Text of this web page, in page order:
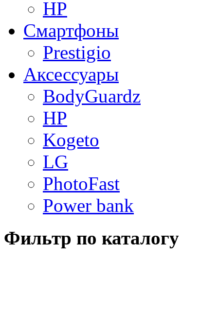
HP
Смартфоны
Prestigio
Аксессуары
BodyGuardz
HP
Kogeto
LG
PhotoFast
Power bank
Фильтр по каталогу